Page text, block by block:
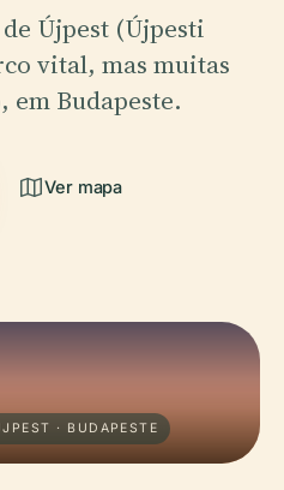
Újpest (Újpesti
vital, mas muitas
em Budapeste.
Ver mapa
· BUDAPESTE